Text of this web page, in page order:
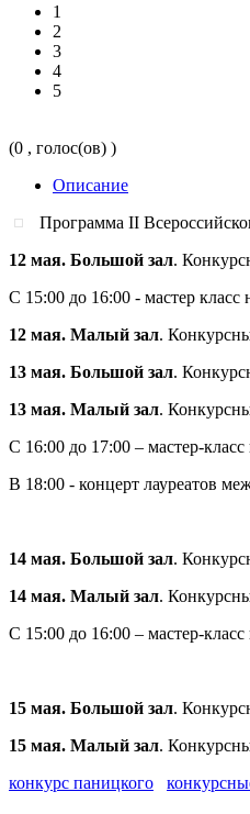
1
2
3
4
5
(0 , голос(ов) )
Описание
Программа II
12 мая. Большой зал.
С 15:00 до 16:00 - мастер
12 мая. Малый зал.
13 мая. Большой зал.
13 мая. Малый зал.
С 16:00 до 17:00 – мастер-
В 18:00 - концерт лауреатов
14 мая. Большой зал.
14 мая. Малый зал.
С 15:00 до 16:00 – мастер-
15 мая. Большой зал.
15 мая. Малый зал.
конкурс паницкого